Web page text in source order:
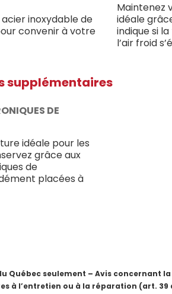
inoxydable de
convenir à votre
Maintenez
idéale
indique si
l’air froid
supplémentaires
DE
idéale pour les
grâce aux
de
placées à
Québec seulement – Avis concernant
à l’entretien ou à la réparation (art.